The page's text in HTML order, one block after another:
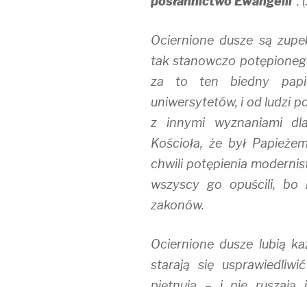
Ociernione dusze są
tak stanowczo
za to ten biedny
uniwersytetów, i od ludzi
z innymi wyznaniami
Kościoła, że był
chwili potępienia
wszyscy go opuścili,
zakonów.
Ociernione dusze lubią
starają się